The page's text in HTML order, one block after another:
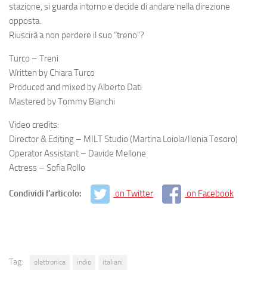
stazione, si guarda intorno e decide di andare nella direzione
opposta.
Riuscirà a non perdere il suo “treno”?
Turco – Treni
Written by Chiara Turco
Produced and mixed by Alberto Dati
Mastered by Tommy Bianchi
Video credits:
Director & Editing – MILT Studio (Martina Loiola/Ilenia Tesoro)
Operator Assistant – Davide Mellone
Actress – Sofia Rollo
Condividi l'articolo: on Twitter on Facebook
Tag: elettronica indie italiani